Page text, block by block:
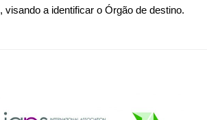
, visando a identificar o Órgão de destino.